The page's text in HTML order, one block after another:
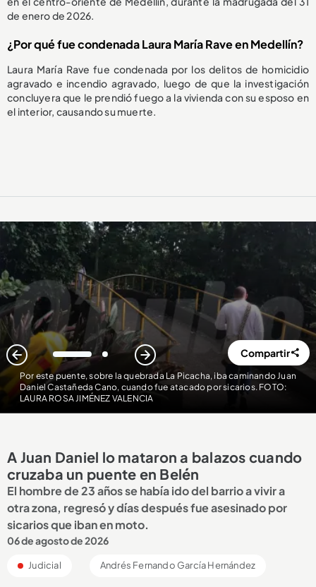
de enero de 2026.
¿Por qué fue condenada Laura María Rave en Medellín?
Laura María Rave fue condenada por los delitos de homicidio
agravado e incendio agravado, luego de que la investigación
concluyera que le prendió fuego a la vivienda con su esposo en
el interior, causando su muerte.
Por este puente, sobre la quebrada La Picacha, iba caminando Juan
Daniel Castañeda Cano, cuando fue atacado por sicarios. FOTO:
LAURA ROSA JIMÉNEZ VALENCIA
1 2 Compartir
A Juan Daniel lo mataron a balazos cuando
cruzaba un puente en Belén
El hombre de 23 años se había ido del barrio a vivir a
otra zona, regresó y días después fue asesinado por
sicarios que iban en moto.
06 de agosto de 2026
Judicial Andrés Fernando García Hernández